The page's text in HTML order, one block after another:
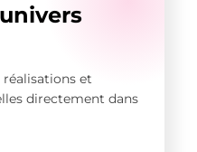
réalisations et
directement dans